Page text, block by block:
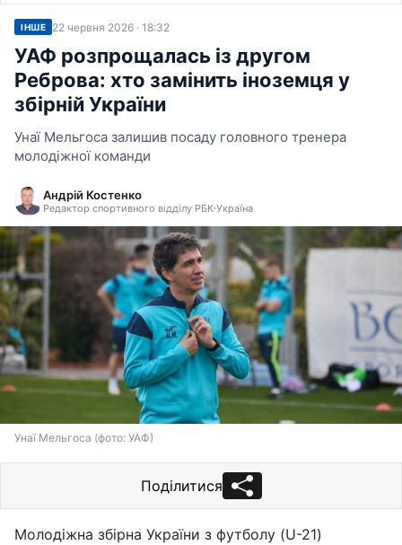
ІНШЕ 22 червня 2026 · 18:32
УАФ розпрощалась із другом
Реброва: хто замінить іноземця у
збірній України
Унаї Мельгоса залишив посаду головного тренера
молодіжної команди
Андрій Костенко
Редактор спортивного відділу РБК-Україна
Унаї Мельгоса (фото: УАФ)
Поділитися
Молодіжна збірна України з футболу (U-21)